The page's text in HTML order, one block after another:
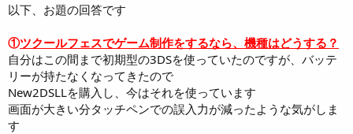
以下、お題の回答です
①ツクールフェスでゲーム制作をするなら、機種はどうする？
自分はこの間まで初期型の3DSを使っていたのですが、バッテ
リーが持たなくなってきたので
New2DSLLを購入し、今はそれを使っています
画面が大きい分タッチペンでの誤入力が減ったような気がしま
す